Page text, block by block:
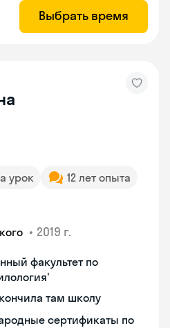
Выбрать время
урок
12 лет опыта
• 2019 г.
факультет по
там школу
сертификаты по